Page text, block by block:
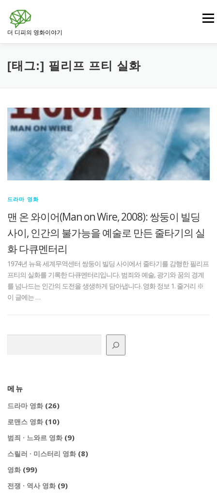
바
더 디피의 영화이야기
메뉴
영화 드라마 영화 범죄 · 느와르 영화
스릴러 · 미스터리 영화
[태그:] 필리프 프티 실화
드라마 영화
맨 온 와이어(Man on Wire, 2008): 쌍둥이 빌딩
사이, 인간의 불가능을 예술로 만든 줄타기의 실
화 다큐멘터리
1974년 뉴욕 세계무역센터 쌍둥이 빌딩 사이에서 줄타기를 감행한 필리프
프티의 실화를 기록한 다큐멘터리입니다. 범죄와 예술, 광기와 꿈의 경계
를 넘나드는 인간의 도전을 생생하게 담아냅니다. 영화 정보 1. 줄거리 ※
이 글에는 …
메뉴
드라마 영화(26)
로맨스 영화(10)
범죄 · 느와르 영화(9)
스릴러 · 미스터리 영화(8)
영화(99)
전쟁 · 역사 영화(9)